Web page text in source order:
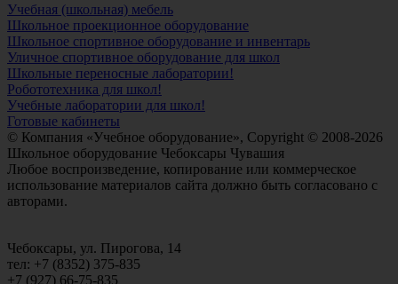
Учебная (школьная) мебель
Школьное проекционное оборудование
Школьное спортивное оборудование и инвентарь
Уличное спортивное оборудование для школ
Школьные переносные лаборатории!
Робототехника для школ!
Учебные лаборатории для школ!
Готовые кабинеты
© Компания «Учебное оборудование», Copyright © 2008-2026
Школьное оборудование Чебоксары Чувашия
Любое воспроизведение, копирование или коммерческое
использование материалов сайта должно быть согласовано с
авторами.
Чебоксары, ул. Пирогова, 14
тел: +7 (8352) 375-835
+7 (927) 66-75-835